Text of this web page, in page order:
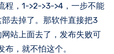
程，1->2->3->4，一步不能
去掉了。那软件直接把3
站上面去了，发布失败可
，就不怕这个。